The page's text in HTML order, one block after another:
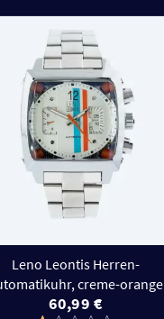
Leno Leontis Herren-
creme-orange
60,99 €